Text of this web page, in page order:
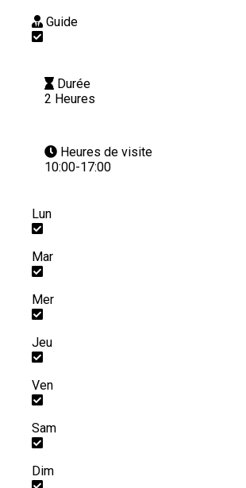
Guide
Durée
2 Heures
Heures de visite
10:00-17:00
Lun
Mar
Mer
Jeu
Ven
Sam
Dim